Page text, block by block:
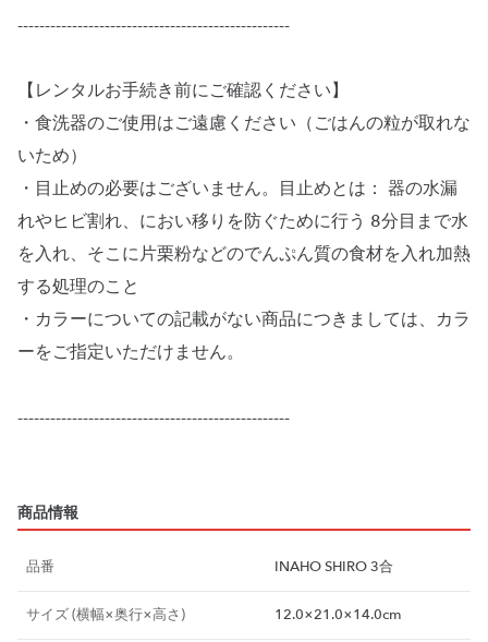
--------------------------------------------------
【レンタルお手続き前にご確認ください】
・食洗器のご使用はご遠慮ください（ごはんの粒が取れな
いため）
・目止めの必要はございません。目止めとは： 器の水漏
れやヒビ割れ、におい移りを防ぐために行う 8分目まで水
を入れ、そこに片栗粉などのでんぷん質の食材を入れ加熱
する処理のこと
・カラーについての記載がない商品につきましては、カラ
ーをご指定いただけません。
--------------------------------------------------
商品情報
品番 INAHO SHIRO 3合
サイズ (横幅×奥行×高さ) 12.0×21.0×14.0cm